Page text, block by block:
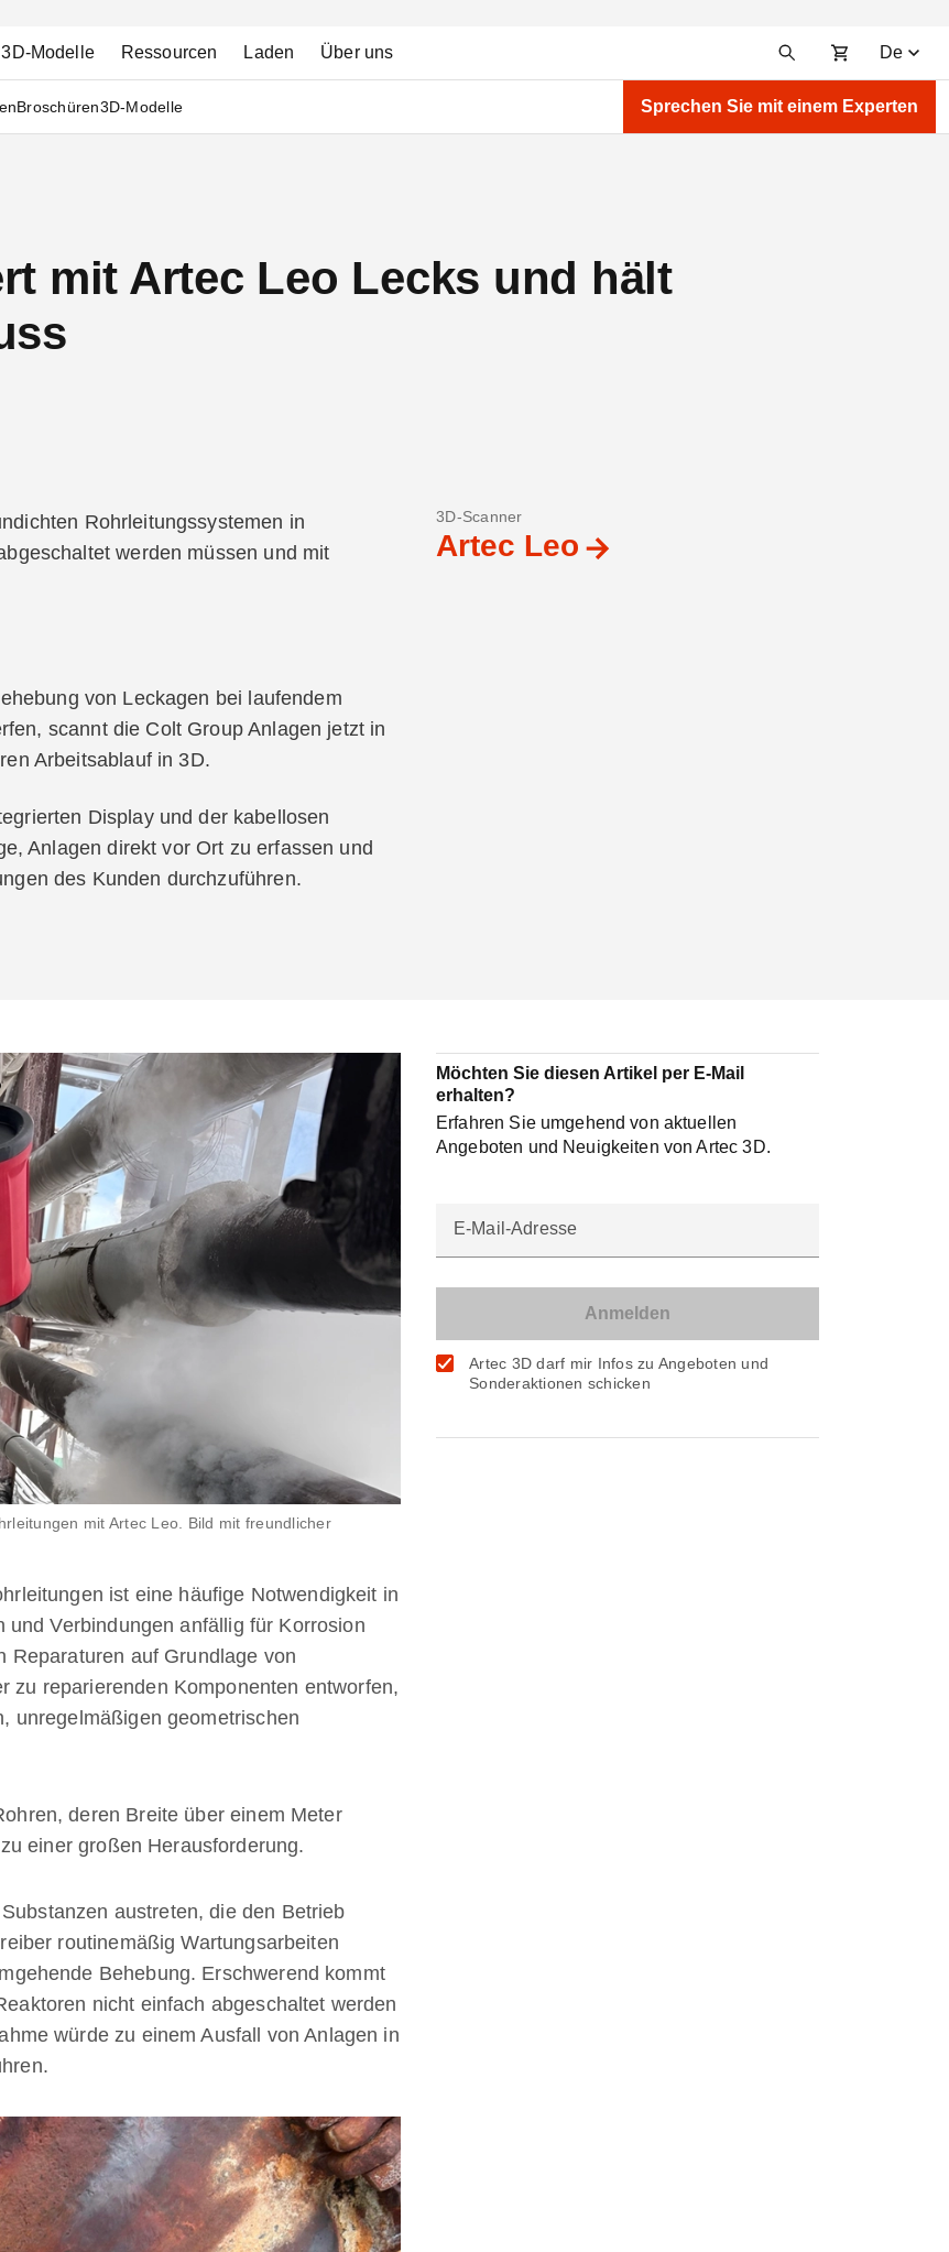
3D-Modelle Ressourcen Laden Über uns De
Broschüren3D-Modelle Sprechen Sie mit einem Experten
mit Artec Leo Lecks und hält
3D-Scanner
Artec Leo
Rohrleitungssystemen in
werden müssen und mit
von Leckagen bei laufendem
scannt die Colt Group Anlagen jetzt in
Arbeitsablauf in 3D.
Display und der kabellosen
Anlagen direkt vor Ort zu erfassen und
des Kunden durchzuführen.
mit Artec Leo. Bild mit freundlicher
ist eine häufige Notwendigkeit in
Verbindungen anfällig für Korrosion
Reparaturen auf Grundlage von
zu reparierenden Komponenten entworfen,
unregelmäßigen geometrischen
deren Breite über einem Meter
einer großen Herausforderung.
austreten, die den Betrieb
routinemäßig Wartungsarbeiten
Behebung. Erschwerend kommt
nicht einfach abgeschaltet werden
würde zu einem Ausfall von Anlagen in
Möchten Sie diesen Artikel per E-Mail
erhalten?
Erfahren Sie umgehend von aktuellen
Angeboten und Neuigkeiten von Artec 3D.
E-Mail-Adresse
Artec 3D darf mir Infos zu Angeboten und
Sonderaktionen schicken